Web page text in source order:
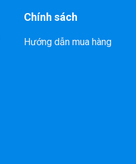
Chính sách
Hướng dẫn mua hàng